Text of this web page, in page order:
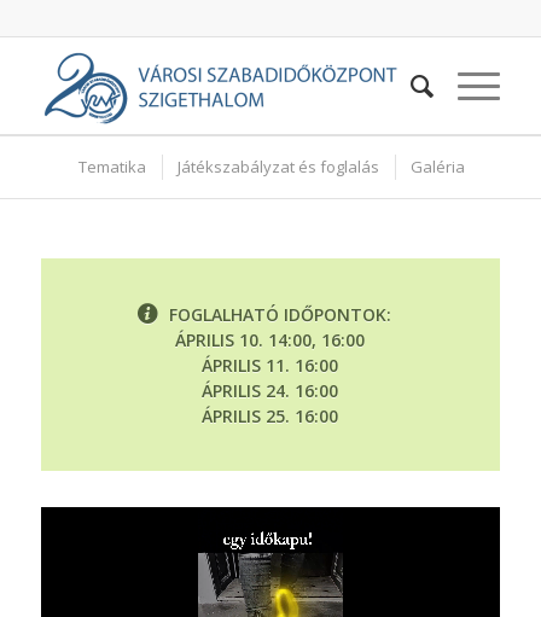
Tematika Játékszabályzat és foglalás Galéria
FOGLALHATÓ IDŐPONTOK:
ÁPRILIS 10. 14:00, 16:00
ÁPRILIS 11. 16:00
ÁPRILIS 24. 16:00
ÁPRILIS 25. 16:00